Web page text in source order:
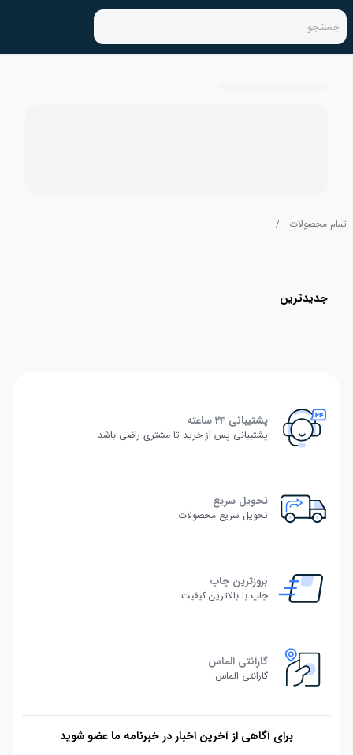
جستجو
تمام محصولات /
جدیدترین
پشتیبانی 24 ساعته
پشتیبانی پس از خرید تا مشتری راضی باشد
تحویل سریع
تحویل سریع محصولات
بروزترین چاپ
چاپ با بالاترین کیفیت
گارانتی الماس
گارانتی الماس
برای آگاهی از آخرین اخبار در خبرنامه ما عضو شوید